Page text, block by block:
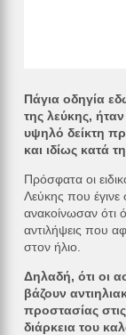
Πάγια οδηγία
της λεύκης,
υψηλό δείκτη
και ιδίως κατά
Πρόσφατα οι
Λεύκης που έγινε
ανακοίνωσαν ότι
αντιλήψεις που
στον ήλιο.
Δηλαδή, ότι οι
βάζουν
προστασίας
διάρκεια του